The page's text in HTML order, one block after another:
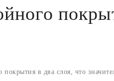
в два слоя, что